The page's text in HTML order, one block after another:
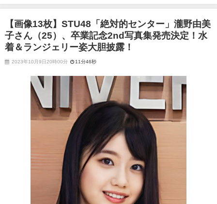
（25）、卒業記念2nd写真集発売決定！水着＆ランジェリー姿大胆披露！
【画像13枚】STU48「絶対的センター」瀧野由美
子さん（25）、卒業記念2nd写真集発売決定！水
着＆ランジェリー姿大胆披露！
2023年10月9日20時00分 11分46秒